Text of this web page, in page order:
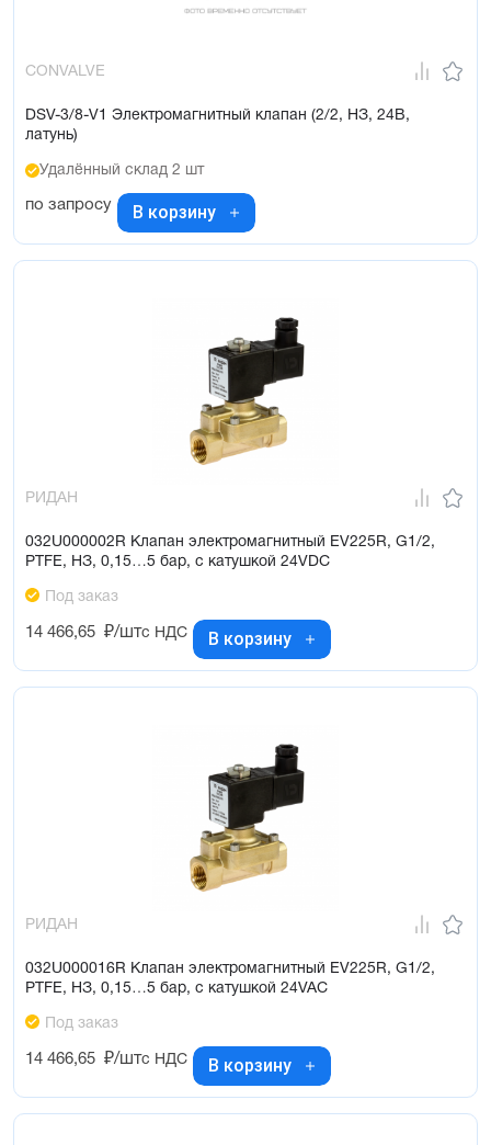
CONVALVE
DSV-3/8-V1 Электромагнитный клапан (2/2, НЗ, 24В,
латунь)
Удалённый склад 2 шт
по запросу В корзину
РИДАН
032U000002R Клапан электромагнитный EV225R, G1/2,
PTFE, НЗ, 0,15…5 бар, с катушкой 24VDC
Под заказ
14 466,65 ₽/штс НДС В корзину
РИДАН
032U000016R Клапан электромагнитный EV225R, G1/2,
PTFE, НЗ, 0,15…5 бар, с катушкой 24VAC
Под заказ
14 466,65 ₽/штс НДС В корзину